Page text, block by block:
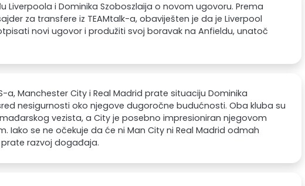
Liverpoola i Dominika Szoboszlaija o novom ugovoru. Prema
za transfere iz TEAMtalk-a, obaviješten je da je Liverpool
novi ugovor i produžiti svoj boravak na Anfieldu, unatoč
a, Manchester City i Real Madrid prate situaciju Dominika
nesigurnosti oko njegove dugoročne budućnosti. Oba kluba su
vezista, a City je posebno impresioniran njegovom
Iako se ne očekuje da će ni Man City ni Real Madrid odmah
razvoj događaja.